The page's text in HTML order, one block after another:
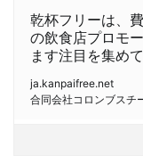
乾杯フリーは、
の飲食店プロモ
ます注目を集めて
ja.kanpaifree.net
合同会社コロンブスチ